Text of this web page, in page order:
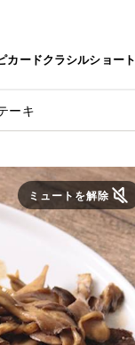
カードクラシルショート
ーキ
ミュートを解除